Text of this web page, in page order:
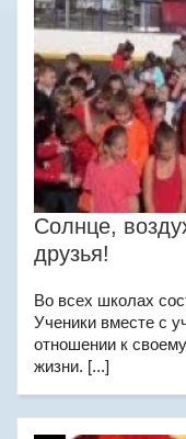
Солнце,
друзья!
Во всех школах
Ученики вместе с
отношении к
жизни. [...]